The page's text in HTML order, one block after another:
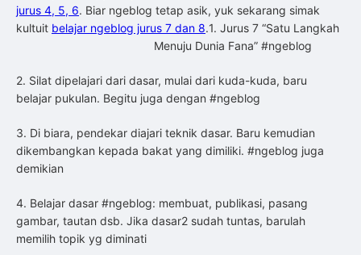
jurus 4, 5, 6. Biar ngeblog tetap asik, yuk sekarang simak
kultuit belajar ngeblog jurus 7 dan 8.1. Jurus 7 “Satu Langkah
Menuju Dunia Fana” #ngeblog
2. Silat dipelajari dari dasar, mulai dari kuda-kuda, baru
belajar pukulan. Begitu juga dengan #ngeblog
3. Di biara, pendekar diajari teknik dasar. Baru kemudian
dikembangkan kepada bakat yang dimiliki. #ngeblog juga
demikian
4. Belajar dasar #ngeblog: membuat, publikasi, pasang
gambar, tautan dsb. Jika dasar2 sudah tuntas, barulah
memilih topik yg diminati